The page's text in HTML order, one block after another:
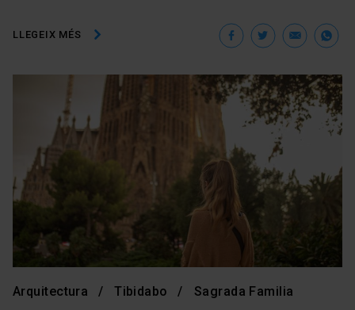
LLEGEIX MÉS Facebook
Twitter
Arquitectura Tibidabo Sagrada Familia